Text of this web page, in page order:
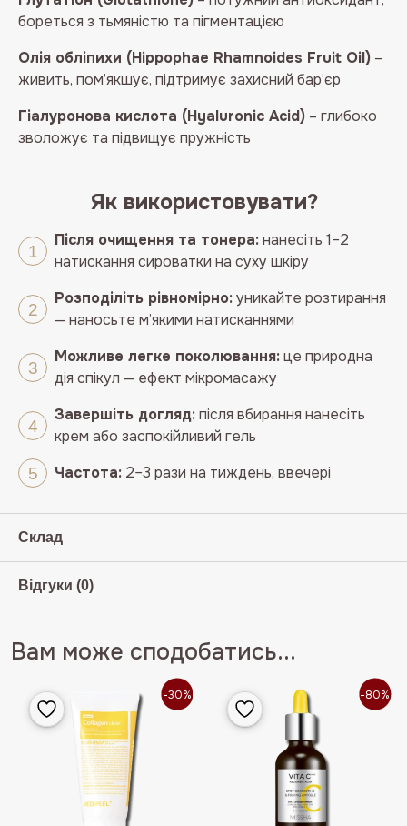
бореться з тьмяністю та пігментацією
Олія обліпихи (Hippophae Rhamnoides Fruit Oil) –
живить, пом’якшує, підтримує захисний бар’єр
Гіалуронова кислота (Hyaluronic Acid) – глибоко
зволожує та підвищує пружність
Як використовувати?
Після очищення та тонера:нанесіть 1–2
натискання сироватки на суху шкіру
Розподіліть рівномірно:уникайте розтирання
— наносьте м’якими натисканнями
Можливе легке поколювання:це природна
дія спікул — ефект мікромасажу
Завершіть догляд:після вбирання нанесіть
крем або заспокійливий гель
Частота: 2–3 рази на тиждень, ввечері
Склад
Відгуки (0)
Вам може сподобатись...
-30% -80%